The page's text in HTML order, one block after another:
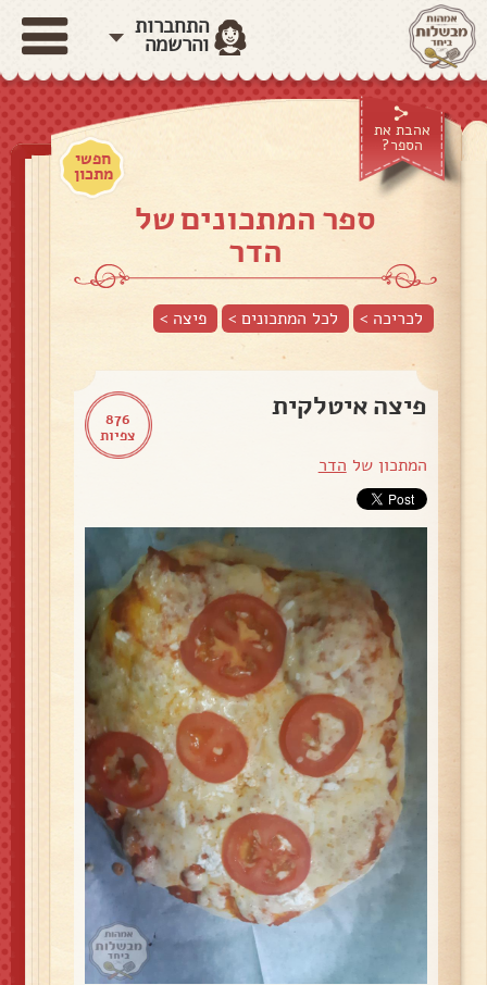
התחברות
והרשמה
אהבת את
הספר?
חפשי
מתכון
ספר המתכונים של
הדר
לכריכה > לכל המתכונים > פיצה >
876
צפיות
פיצה איטלקית
המתכון של הדר